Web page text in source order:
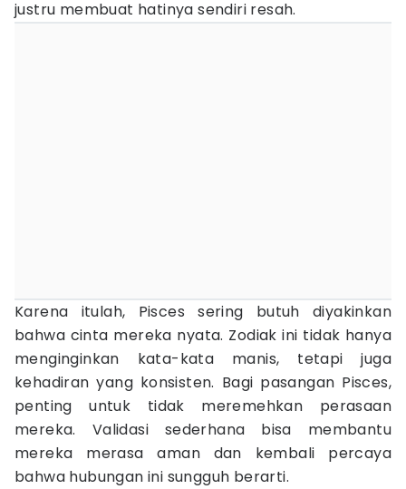
justru membuat hatinya sendiri resah.
Karena itulah, Pisces sering butuh diyakinkan
bahwa cinta mereka nyata. Zodiak ini tidak hanya
menginginkan kata-kata manis, tetapi juga
kehadiran yang konsisten. Bagi pasangan Pisces,
penting untuk tidak meremehkan perasaan
mereka. Validasi sederhana bisa membantu
mereka merasa aman dan kembali percaya
bahwa hubungan ini sungguh berarti.